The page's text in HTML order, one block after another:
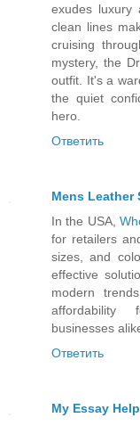
exudes luxury
clean lines
cruising
mystery, the
outfit. It's a
the quiet
hero.
Ответить
Mens Leather
In the USA,
for retailers
sizes, and
effective
modern
affordability
businesses
Ответить
My Essay Help